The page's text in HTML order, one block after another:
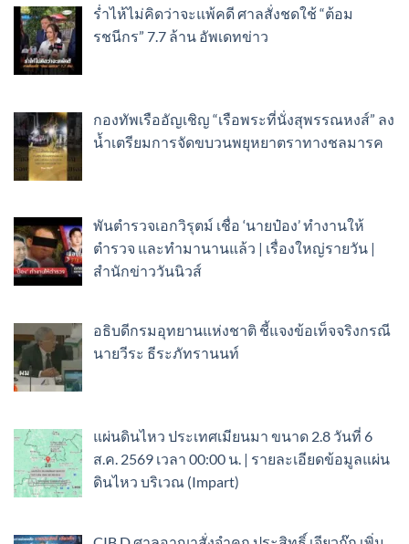
ร่ำไห้ไม่คิดว่าจะแพ้คดี ศาลสั่งชดใช้ “ต้อม
รชนีกร” 7.7 ล้าน อัพเดทข่าว
กองทัพเรืออัญเชิญ “เรือพระที่นั่งสุพรรณหงส์” ลง
น้ำเตรียมการจัดขบวนพยุหยาตราทางชลมารค
พันตำรวจเอกวิรุตม์ เชื่อ ‘นายป๋อง’ ทำงานให้
ตำรวจ และทำมานานแล้ว | เรื่องใหญ่รายวัน |
สำนักข่าววันนิวส์
อธิบดีกรมอุทยานแห่งชาติ ชี้แจงข้อเท็จจริงกรณี
นายวีระ ธีระภัทรานนท์
แผ่นดินไหว ประเทศเมียนมา ขนาด 2.8 วันที่ 6
ส.ค. 2569 เวลา 00:00 น. | รายละเอียดข้อมูลแผ่น
ดินไหว บริเวณ (Impart)